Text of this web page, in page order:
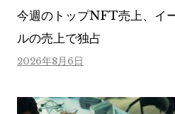
今週のトップNFT売上、イ
ルの売上で独占
2026年8月6日